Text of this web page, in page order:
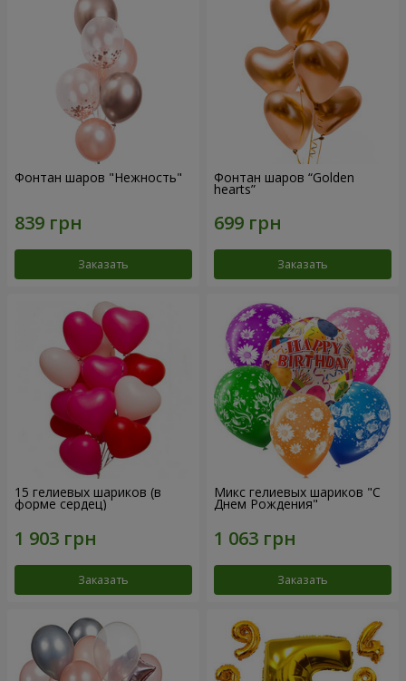
Фонтан шаров "Нежность"
Заказать
Фонтан шаров “Golden
hearts”
Заказать
15 гелиевых шариков (в
форме сердец)
Заказать
Микс гелиевых шариков "C
Днем Рождения"
Заказать